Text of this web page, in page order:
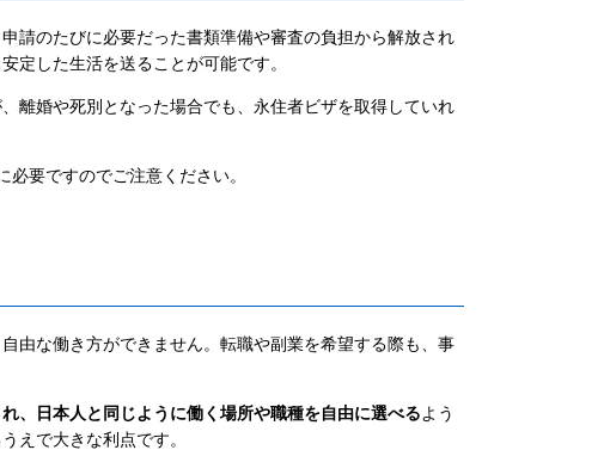
申請のたびに必要だった書類準備や審査の負担から解放され
定した生活を送ることが可能です。
離婚や死別となった場合でも、永住者ビザを取得していれ
要ですのでご注意ください。
由な働き方ができません。転職や副業を希望する際も、事
、日本人と同じように働く場所や職種を自由に選べるよう
えで大きな利点です。